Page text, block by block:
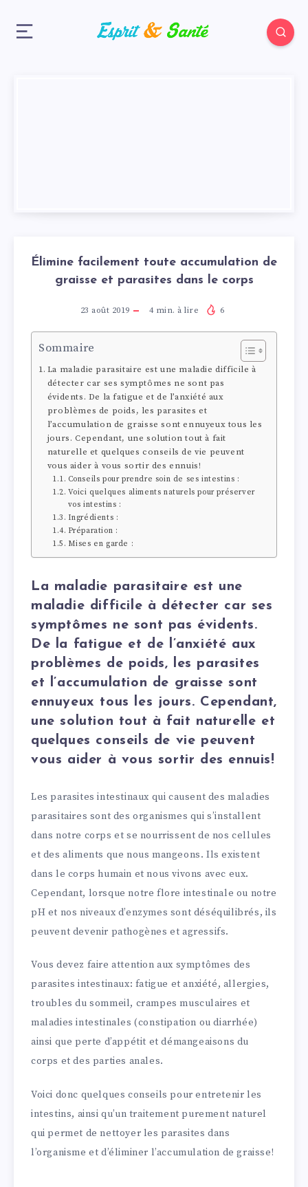
Élimine facilement toute accumulation de
graisse et parasites dans le corps
23 août 2019 4min. à lire 6
Sommaire
La maladie parasitaire est une maladie difficile à
détecter car ses symptômes ne sont pas
évidents. De la fatigue et de l’anxiété aux
problèmes de poids, les parasites et
l’accumulation de graisse sont ennuyeux tous les
jours. Cependant, une solution tout à fait
naturelle et quelques conseils de vie peuvent
vous aider à vous sortir des ennuis!
Conseils pour prendre soin de ses intestins :
Voici quelques aliments naturels pour préserver
vos intestins :
Ingrédients :
Préparation :
Mises en garde :
La maladie parasitaire est une
maladie difficile à détecter car ses
symptômes ne sont pas évidents.
De la fatigue et de l’anxiété aux
problèmes de poids, les parasites
et l’accumulation de graisse sont
ennuyeux tous les jours. Cependant,
une solution tout à fait naturelle et
quelques conseils de vie peuvent
vous aider à vous sortir des ennuis!
Les parasites intestinaux qui causent des maladies
parasitaires sont des organismes qui s’installent
dans notre corps et se nourrissent de nos cellules
et des aliments que nous mangeons. Ils existent
dans le corps humain et nous vivons avec eux.
Cependant, lorsque notre flore intestinale ou notre
pH et nos niveaux d’enzymes sont déséquilibrés, ils
peuvent devenir pathogènes et agressifs.
Vous devez faire attention aux symptômes des
parasites intestinaux: fatigue et anxiété, allergies,
troubles du sommeil, crampes musculaires et
maladies intestinales (constipation ou diarrhée)
ainsi que perte d’appétit et démangeaisons du
corps et des parties anales.
Voici donc quelques conseils pour entretenir les
intestins, ainsi qu’un traitement purement naturel
qui permet de nettoyer les parasites dans
l’organisme et d’éliminer l’accumulation de graisse!